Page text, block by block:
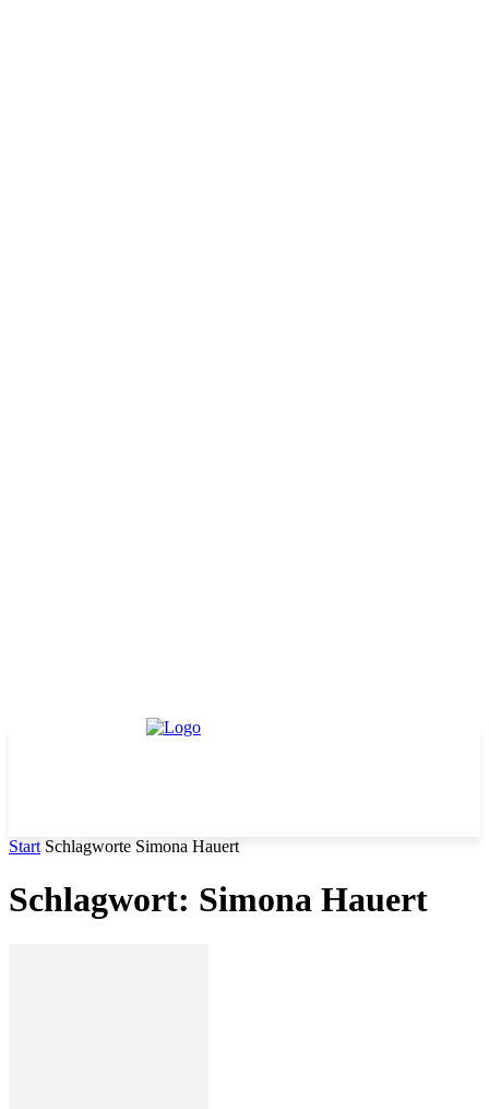
Start Schlagworte Simona Hauert
Schlagwort: Simona Hauert